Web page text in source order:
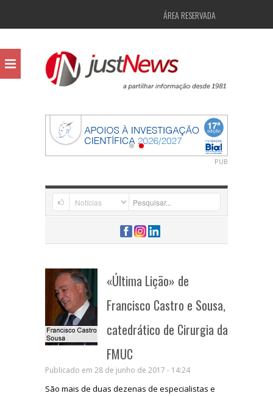
ÁREA RESERVADA
PUB
«Última Lição» de
Francisco Castro e Sousa,
catedrático de Cirurgia da
FMUC
Publicado em 28 de junho de 2017 - 14:24
São mais de duas dezenas de especialistas e